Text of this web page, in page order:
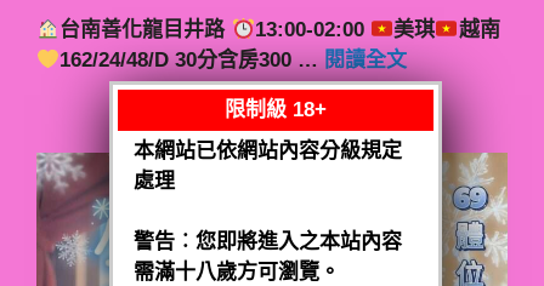
台南善化龍目井路 13:00-02:00 美琪
越南
162/24/48/D 30分含房300 … 閱讀全文
限制級 18+
本網站已依網站內容分級規定
處理
警告︰您即將進入之本站內容
需滿十八歲方可瀏覽。